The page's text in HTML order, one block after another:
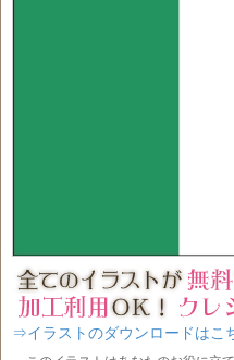
⇒イラストのダウンロードはこ